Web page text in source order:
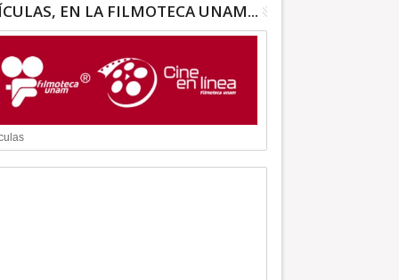
EN LA FILMOTECA UNAM...